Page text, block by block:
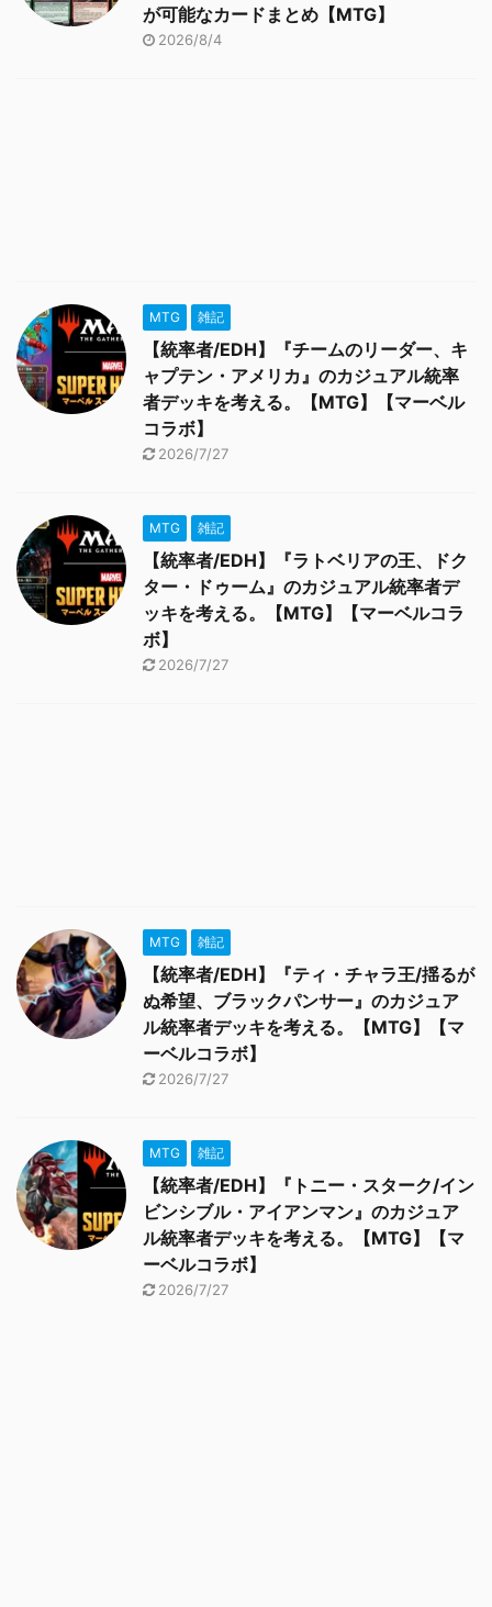
が可能なカードまとめ【MTG】
2026/8/4
MTG 雑記
【統率者/EDH】『チームのリーダー、キ
ャプテン・アメリカ』のカジュアル統率
者デッキを考える。【MTG】【マーベル
コラボ】
2026/7/27
MTG 雑記
【統率者/EDH】『ラトベリアの王、ドク
ター・ドゥーム』のカジュアル統率者デ
ッキを考える。【MTG】【マーベルコラ
ボ】
2026/7/27
MTG 雑記
【統率者/EDH】『ティ・チャラ王/揺るが
ぬ希望、ブラックパンサー』のカジュア
ル統率者デッキを考える。【MTG】【マ
ーベルコラボ】
2026/7/27
MTG 雑記
【統率者/EDH】『トニー・スターク/イン
ビンシブル・アイアンマン』のカジュア
ル統率者デッキを考える。【MTG】【マ
ーベルコラボ】
2026/7/27